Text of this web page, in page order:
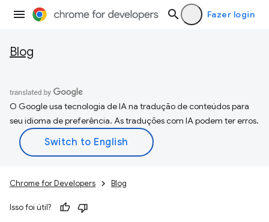
Fazer login
Blog
O Google usa tecnologia de IA na tradução de conteúdos para
seu idioma de preferência. As traduções com IA podem ter erros.
Chrome for Developers Blog
Isso foi útil?